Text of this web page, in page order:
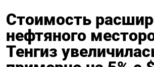
Стоимость
нефтяного
Тенгиз